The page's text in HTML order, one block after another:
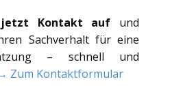
jetzt Kontakt auf und
Sachverhalt für eine
– schnell und
Zum Kontaktformular